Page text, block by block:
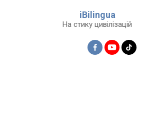
iBilingua
На стику цивілізацій